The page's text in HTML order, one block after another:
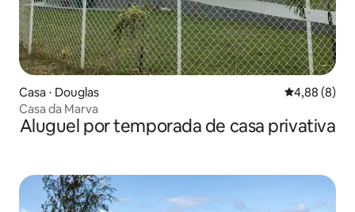
Casa ⋅ Douglas 4,88 de uma
4,88 (8)
Casa da Marva
Aluguel por temporada de casa privativa